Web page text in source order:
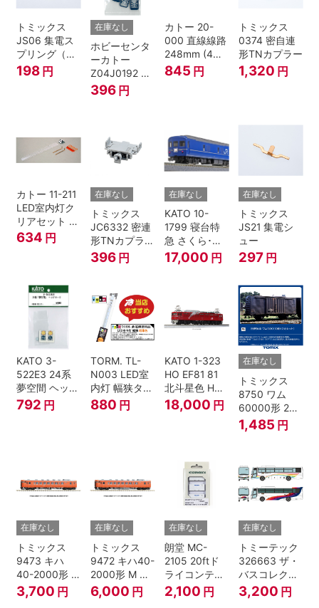
トミックス
JS06 集電ス
プリング（Ｌ
=7.5mm・4個
入） 鉄道模型
198 円
在庫なし
ホビーセンタ
ーカトー
Z04J0192 ク
モハ115 横須
賀色 ジャンパ
396 円
カトー 20-
000 直線線路
248mm (4本
入) Nゲージ
845 円
トミックス
0374 密自連
形TNカプラー
1,320 円
カトー 11-211
LED室内灯ク
リアセット N
ゲージ
634 円
在庫なし
トミックス
JC6332 密連
形TNカプラー
(SPグレー電
連付・211系)
396 円
在庫なし
KATO 10-
1799 寝台特
急 さくら･は
やぶさ/富士
24系 9両セッ
17,000 円
在庫なし
トミックス
JS21 集電シ
ュー
297 円
KATO 3-
522E3 24系
夢空間 ヘッド
マーク 4種各1
792 円
TORM. TL-
N003 LED室
内灯 幅狭タイ
プ・電球色 1
本 鉄道模型
880 円
KATO 1-323
HO EF81 81
北斗星色 HO
ゲージ
18,000 円
在庫なし
トミックス
8750 ワム
60000形 2両
セット Nゲー
ジ
1,485 円
在庫なし
トミックス
9473 キハ
40-2000形 T
Nゲージ
3,700 円
在庫なし
トミックス
9472 キハ40-
2000形 M N
ゲージ
6,000 円
在庫なし
朗堂 MC-
2105 20ftド
ライコンテナ
タイプ
TRANCY
2,100 円
在庫なし
トミーテック
326663 ザ・
バスコレクシ
ョン 西日本鉄
道・九州産交
3,200 円